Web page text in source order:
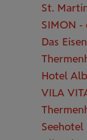
St.
SIMON
Hotel
VILA